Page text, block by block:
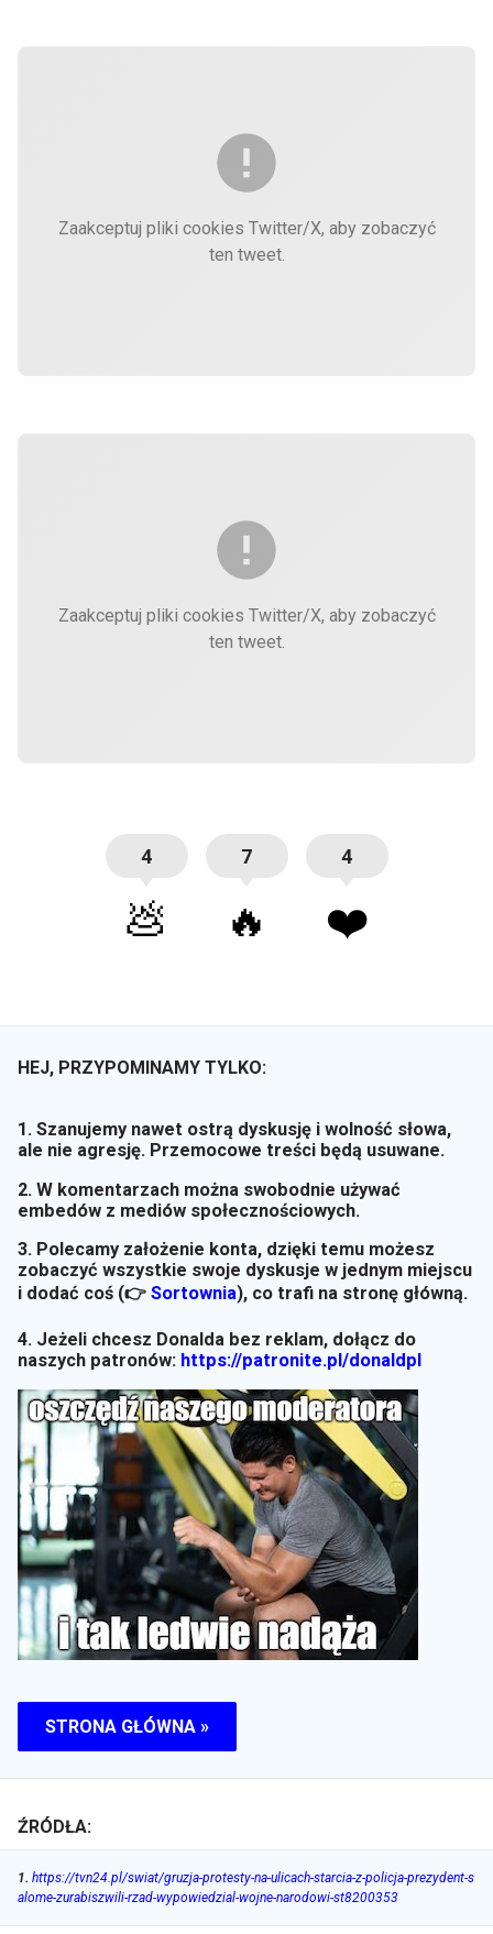
Zaakceptuj pliki cookies Twitter/X, aby zobaczyć
ten tweet.
Zaakceptuj pliki cookies Twitter/X, aby zobaczyć
ten tweet.
4
💩
7
🔥
4
❤️
HEJ, PRZYPOMINAMY TYLKO:
1. Szanujemy nawet ostrą dyskusję i wolność słowa,
ale nie agresję. Przemocowe treści będą usuwane.
2. W komentarzach można swobodnie używać
embedów z mediów społecznościowych.
3. Polecamy założenie konta, dzięki temu możesz
zobaczyć wszystkie swoje dyskusje w jednym miejscu
i dodać coś (👉 Sortownia), co trafi na stronę główną.
4. Jeżeli chcesz Donalda bez reklam, dołącz do
naszych patronów: https://patronite.pl/donaldpl
STRONA GŁÓWNA »
ŹRÓDŁA:
1. https://tvn24.pl/swiat/gruzja-protesty-na-ulicach-starcia-z-policja-prezydent-s
alome-zurabiszwili-rzad-wypowiedzial-wojne-narodowi-st8200353